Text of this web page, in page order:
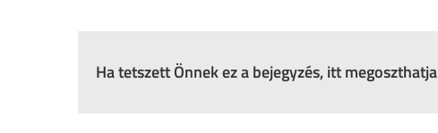
Ha tetszett Önnek ez a bejegyzés, itt